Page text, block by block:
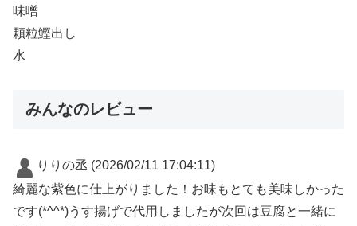
味噌
顆粒鰹出し
水
みんなのレビュー
りりの丞 (2026/02/11 17:04:11)
綺麗な紫色に仕上がりました！お味もとても美味しかった
です(*^^*)うす揚げで代用しましたが次回は豆腐と一緒に